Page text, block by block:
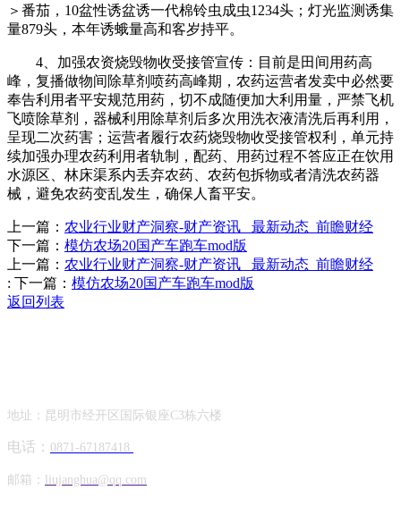
＞番茄，10盆性诱盆诱一代棉铃虫成虫1234头；灯光监测诱集
量879头，本年诱蛾量高和客岁持平。
4、加强农资烧毁物收受接管宣传：目前是田间用药高
峰，复播做物间除草剂喷药高峰期，农药运营者发卖中必然要
奉告利用者平安规范用药，切不成随便加大利用量，严禁飞机
飞喷除草剂，器械利用除草剂后多次用洗衣液清洗后再利用，
呈现二次药害；运营者履行农药烧毁物收受接管权利，单元持
续加强办理农药利用者轨制，配药、用药过程不答应正在饮用
水源区、林床渠系内丢弃农药、农药包拆物或者清洗农药器
械，避免农药变乱发生，确保人畜平安。
上一篇： 农业行业财产洞察-财产资讯_ 最新动态_前瞻财经
下一篇： 模仿农场20国产车跑车mod版
上一篇： 农业行业财产洞察-财产资讯_ 最新动态_前瞻财经
: 下一篇： 模仿农场20国产车跑车mod版
返回列表
地址：昆明市经开区国际银座C3栋六楼
电话： 0871-67187418
邮箱： liujanghua@qq.com